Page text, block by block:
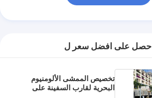
احصل على افضل سعر ل
تخصيص الممشى الألومنيوم
البحرية لقارب السفينة على